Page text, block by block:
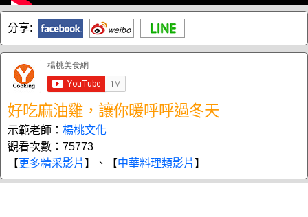
分享:
好吃麻油雞，讓你暖呼呼過冬天
示範老師： 楊桃文化
觀看次數：75773
【更多精采影片 】、【中華料理類影片 】